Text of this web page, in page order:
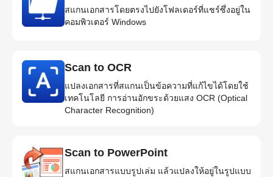
สแกนเอกสารโดยตรงไปยังโฟลเดอร์ที่แชร์ซึ่งอยู่ใน
คอมพิวเตอร์ Windows
Scan to OCR
แปลงเอกสารที่สแกนเป็นข้อความที่แก้ไขได้โดยใช้
เทคโนโลยี การอ่านอักขระด้วยแสง OCR (Optical
Character Recognition)
Scan to PowerPoint
สแกนเอกสารแบบรูปเล่ม แล้วแปลงให้อยู่ในรูปแบบ